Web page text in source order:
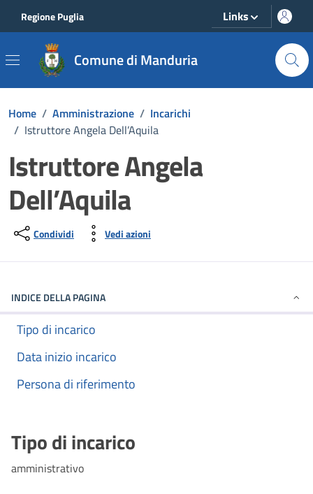
Regione Puglia Links
Comune di Manduria
Home / Amministrazione / Incarichi
/ Istruttore Angela Dell’Aquila
Istruttore Angela
Dell’Aquila
Condividi Vedi azioni
INDICE DELLA PAGINA
Tipo di incarico
Data inizio incarico
Persona di riferimento
Tipo di incarico
amministrativo